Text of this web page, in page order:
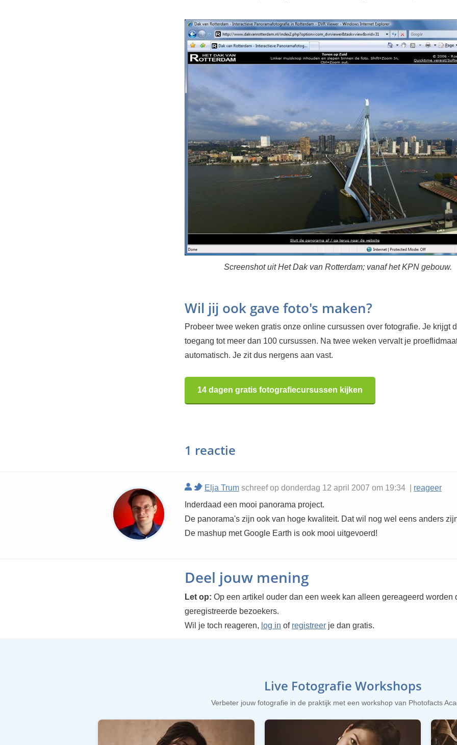
Screenshot uit Het Dak van Rotterdam; vanaf het KPN gebouw.
Wil jij ook gave foto's maken?
Probeer twee weken gratis onze online cursussen over fotografie. Je krijgt
toegang tot meer dan 100 cursussen. Na twee weken vervalt je
automatisch. Je zit dus nergens aan vast.
14 dagen gratis fotografiecursussen kijken
1 reactie
Elja Trum schreef op donderdag 12 april 2007 om 19:34 | reageer
Inderdaad een mooi panorama project.
De panorama's zijn ook van hoge kwaliteit. Dat wil nog wel eens anders
De mashup met Google Earth is ook mooi uitgevoerd!
Deel jouw mening
Let op: Op een artikel ouder dan een week kan alleen gereageerd worden
geregistreerde bezoekers.
Wil je toch reageren, log in of registreer je dan gratis.
Live Fotografie Workshops
Verbeter jouw fotografie in de praktijk met een workshop van Photofacts